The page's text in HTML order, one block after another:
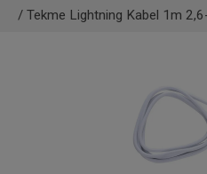
Kläder & skor
/ Tekme Lightning Kabel 1m